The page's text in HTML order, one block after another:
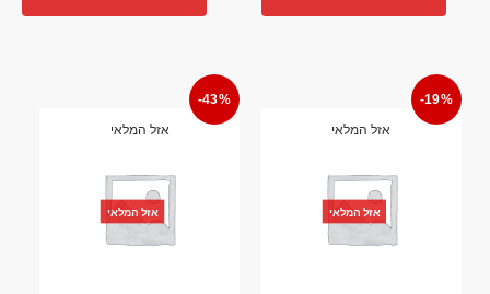
-19%
אזל המלאי
אזל המלאי
-43%
אזל המלאי
אזל המלאי